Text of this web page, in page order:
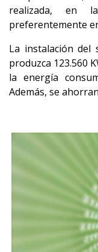
realizada, en
preferentemente
La instalación del
produzca 123.560
la energía
Además, se